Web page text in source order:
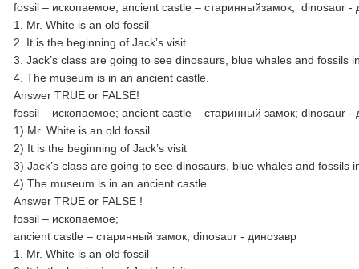
fossil – ископаемое; ancient castle – cтаринныйзамок; dinosaur -
1. Mr. White is an old fossil
2. It is the beginning of Jack’s visit.
3. Jack’s class are going to see dinosaurs, blue whales and fossils
4. The museum is in an ancient castle.
Answer TRUE or FALSE!
fossil – ископаемое; ancient castle – старинный замок; dinosaur -
1) Mr. White is an old fossil.
2) It is the beginning of Jack’s visit
3) Jack’s class are going to see dinosaurs, blue whales and fossils
4) The museum is in an ancient castle.
Answer TRUE or FALSE !
fossil – ископаемое;
ancient castle – cтаринный замок; dinosaur - динозавр
1. Mr. White is an old fossil